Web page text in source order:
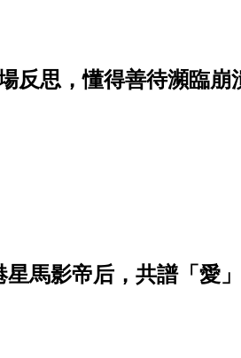
反思，懂得善待瀕臨崩
馬影帝后，共譜「愛